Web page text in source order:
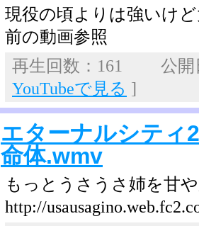
現役の頃よりは強いけ
前の動画参照
再生回数：161 公
YouTubeで見る ]
エターナルシティ
命体.wmv
もっとうさうさ姉を甘
http://